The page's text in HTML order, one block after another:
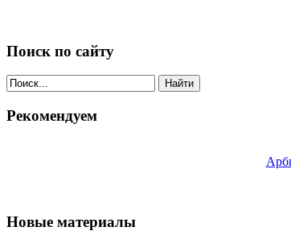
Поиск по сайту
Найти
Рекомендуем
Новые материалы